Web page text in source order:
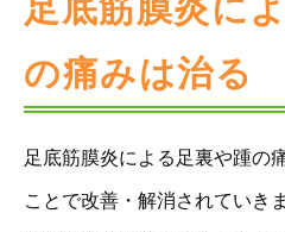
足底筋膜炎に
の痛みは治る
足底筋膜炎による足裏や踵の
ことで改善・解消されていきま